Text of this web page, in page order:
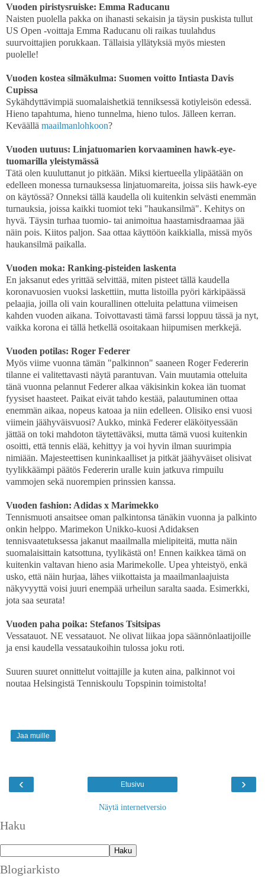
Vuoden piristysruiske: Emma Raducanu
Naisten puolella pakka on ihanasti sekaisin ja täysin puskista tullut
US Open -voittaja Emma Raducanu oli raikas tuulahdus
suurvoittajien porukkaan. Tällaisia yllätyksiä myös miesten
puolelle!
Vuoden kostea silmäkulma: Suomen voitto Intiasta Davis
Cupissa
Sykähdyttävimpiä suomalaishetkiä tenniksessä kotiyleisön edessä.
Hieno tapahtuma, hieno tunnelma, hieno tulos. Jälleen kerran.
Keväällä maailmanlohkoon?
Vuoden uutuus: Linjatuomarien korvaaminen hawk-eye-
tuomarilla yleistymässä
Tätä olen kuuluttanut jo pitkään. Miksi kiertueella ylipäätään on
edelleen monessa turnauksessa linjatuomareita, joissa siis hawk-eye
on käytössä? Onneksi tällä kaudella oli kuitenkin selvästi enemmän
turnauksia, joissa kaikki tuomiot teki "haukansilmä". Kehitys on
hyvä. Täysin turhaa tuomio- tai animoitua haastamisdraamaa jää
näin pois. Kiitos paljon. Saa ottaa käyttöön kaikkialla, missä myös
haukansilmä paikalla.
Vuoden moka: Ranking-pisteiden laskenta
En jaksanut edes yrittää selvittää, miten pisteet tällä kaudella
koronavuosien vuoksi laskettiin, mutta listoilla pyöri kärkipäässä
pelaajia, joilla oli vain kourallinen otteluita pelattuna viimeisen
kahden vuoden aikana. Toivottavasti tämä farssi loppuu tässä ja nyt,
vaikka korona ei tällä hetkellä osoitakaan hiipumisen merkkejä.
Vuoden potilas: Roger Federer
Myös viime vuonna tämän "palkinnon" saaneen Roger Federerin
tilanne ei valitettavasti näytä parantuvan. Vain muutamia otteluita
tänä vuonna pelannut Federer alkaa väkisinkin kokea iän tuomat
fyysiset haasteet. Paikat eivät tahdo kestää, palautuminen ottaa
enemmän aikaa, nopeus katoaa ja niin edelleen. Olisiko ensi vuosi
viimein jäähyväisvuosi? Aukko, minkä Federer eläköityessään
jättää on toki mahdoton täytettäväksi, mutta tämä vuosi kuitenkin
osoitti, että tennis elää, kehittyy ja voi hyvin ilman suurimpia
nimiään. Majesteettisen kuninkaalliset ja pitkät jäähyväiset olisivat
tyylikkäämpi päätös Federerin uralle kuin jatkuva rimpuilu
vammojen sekä nuorempien prinssien kanssa.
Vuoden fashion: Adidas x Marimekko
Tennismuoti ansaitsee oman palkintonsa tänäkin vuonna ja palkinto
onkin helppo. Marimekon Unikko-kuosi Adidaksen
tennisvaatetuksessa jakanut maailmalla mielipiteitä, mutta näin
suomalaisittain katsottuna, tyylikästä on! Ennen kaikkea tämä on
kuitenkin valtavan hieno asia Marimekolle. Upea yhteistyö, enkä
usko, että näin hurjaa, lähes viikottaista ja maailmanlaajuista
näkyvyyttä voisi juuri enempää urheilun saralta saada. Esimerkki,
jota saa seurata!
Vuoden paha poika: Stefanos Tsitsipas
Vessatauot. NE vessatauot. Ne olivat liikaa jopa säännönlaatijoille
ja ensi kaudella vessataukoihin tulossa joku roti.
Suuren suuret onnittelut voittajille ja kuten aina, palkinnot voi
noutaa Helsingistä Tenniskoulu Topspinin toimistolta!
Jaa muille
‹ ›
Etusivu
Näytä internetversio
Haku
Blogiarkisto